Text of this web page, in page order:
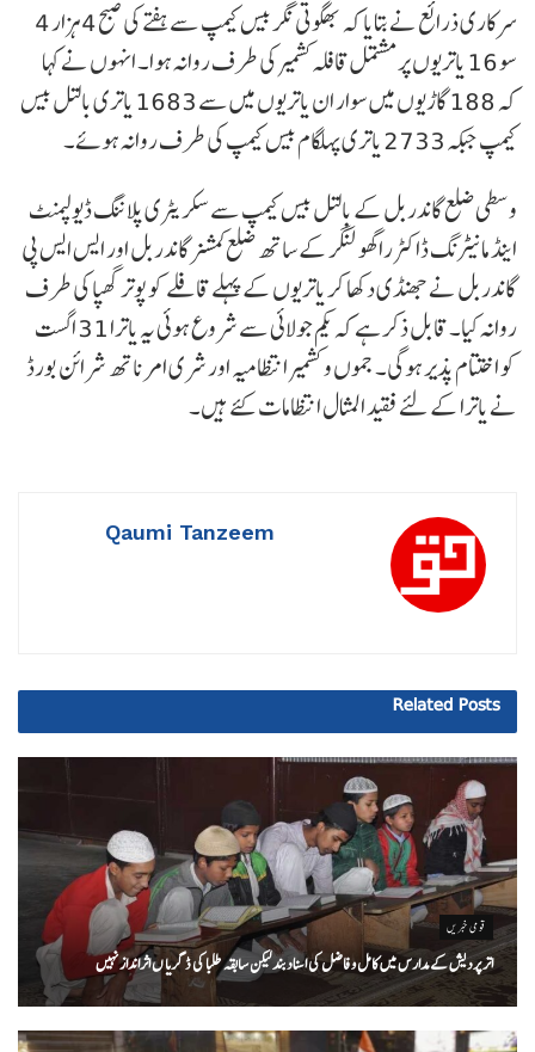
سرکاری ذرائع نے بتایا کہ بھگوتی نگر بیس کیمپ سے ہفتے کی صبح 4 ہزار 4
سو 16 یاتریوں پر مشتمل قافلہ کشمیر کی طرف روانہ ہوا۔ انہوں نے کہا
کہ 188 گاڑیوں میں سوار ان یاتریوں میں سے 1683 یاتری بالتل بیس
کیمپ جبکہ 2733 یاتری پہلگام بیس کیمپ کی طرف روانہ ہوئے۔
وسطی ضلع گاندربل کے بالتل بیس کیمپ سے سکریٹری پلاننگ ڈیولپمنٹ
اینڈ مانیٹرنگ ڈاکٹر راگھو لنگر کے ساتھ ضلع کمشنر گاندربل اور ایس ایس پی
گاندربل نے جھنڈی دکھا کر یاتریوں کے پہلے قافلے کو پوتر گھپا کی طرف
روانہ کیا۔ قابل ذکر ہے کہ یکم جولائی سے شروع ہوئی یہ یاترا 31 اگست
کو اختتام پذیر ہوگی۔ جموں و کشمیر انتظامیہ اور شری امرناتھ شرائن بورڈ
نے یاترا کے لئے فقید المثال انتظامات کئے ہیں۔
Qaumi Tanzeem
Related Posts
قومی خبریں
اتر پردیش کےمدارس میں کامل و فاضل کی اسناد بند لیکن سابقہ طلبا کی ڈگریا ں اثرانداز نہیں